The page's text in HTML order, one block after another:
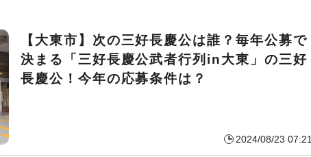
【大東市】次の三好長慶公は誰？毎年公募で
決まる「三好長慶公武者行列in大東」の三好
長慶公！今年の応募条件は？
2024/08/23 07:21